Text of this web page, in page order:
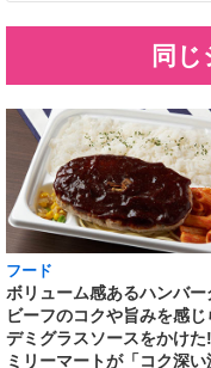
同
フード
ボリューム感あるハンバー
ビーフのコクや旨みを感じ
デミグラスソースをかけた
ミリーマートが「コク深い